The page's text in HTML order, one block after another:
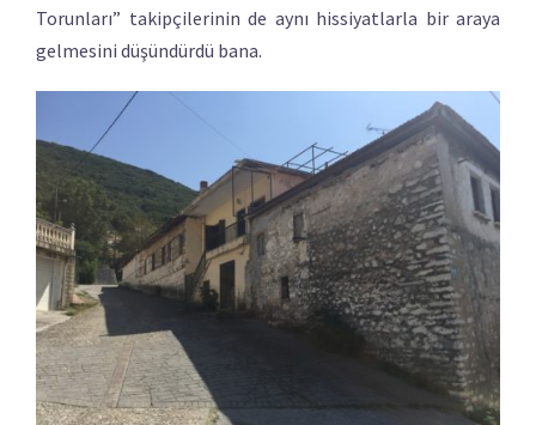
Torunları” takipçilerinin de aynı hissiyatlarla bir araya
gelmesini düşündürdü bana.